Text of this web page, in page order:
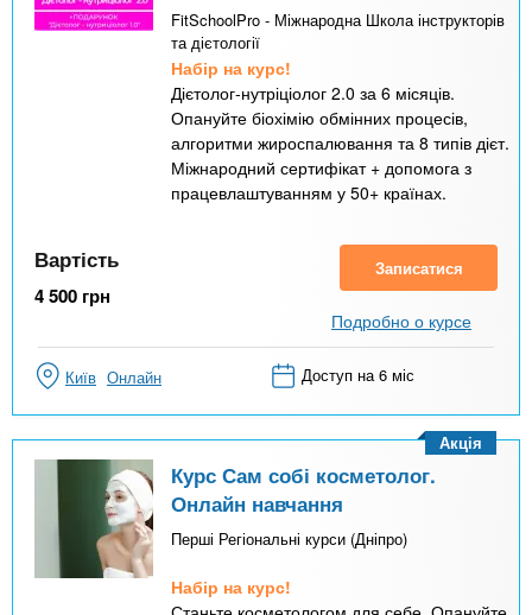
FitSchoolPro - Міжнародна Школа інструкторів
та дієтології
Набір на курс!
Дієтолог-нутріціолог 2.0 за 6 місяців.
Опануйте біохімію обмінних процесів,
алгоритми жироспалювання та 8 типів дієт.
Міжнародний сертифікат + допомога з
працевлаштуванням у 50+ країнах.
Вартість
4 500 грн
Записатися
Подробно о курсе
Київ Онлайн Доступ на 6 міс
Курс Сам собі косметолог.
Онлайн навчання
Перші Регіональні курси (Дніпро)
Набір на курс!
Акція